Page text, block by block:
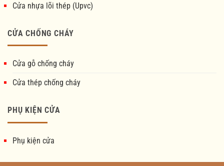
Cửa nhựa lõi thép (Upvc)
CỬA CHỐNG CHÁY
Cửa gỗ chống cháy
Cửa thép chống cháy
PHỤ KIỆN CỬA
Phụ kiện cửa